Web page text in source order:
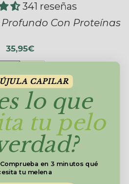
341 reseñas
Con Proteínas
35,95€
AL CARRITO
CAPILAR
lo que
tu pelo
en 3 minutos qué
tu melena